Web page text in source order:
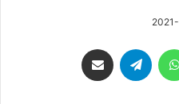
واتساب تيلقرام